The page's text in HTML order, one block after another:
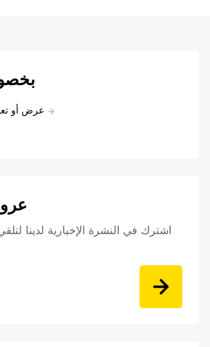
عرض أو
اشترك في النشرة الإخبارية لدينا